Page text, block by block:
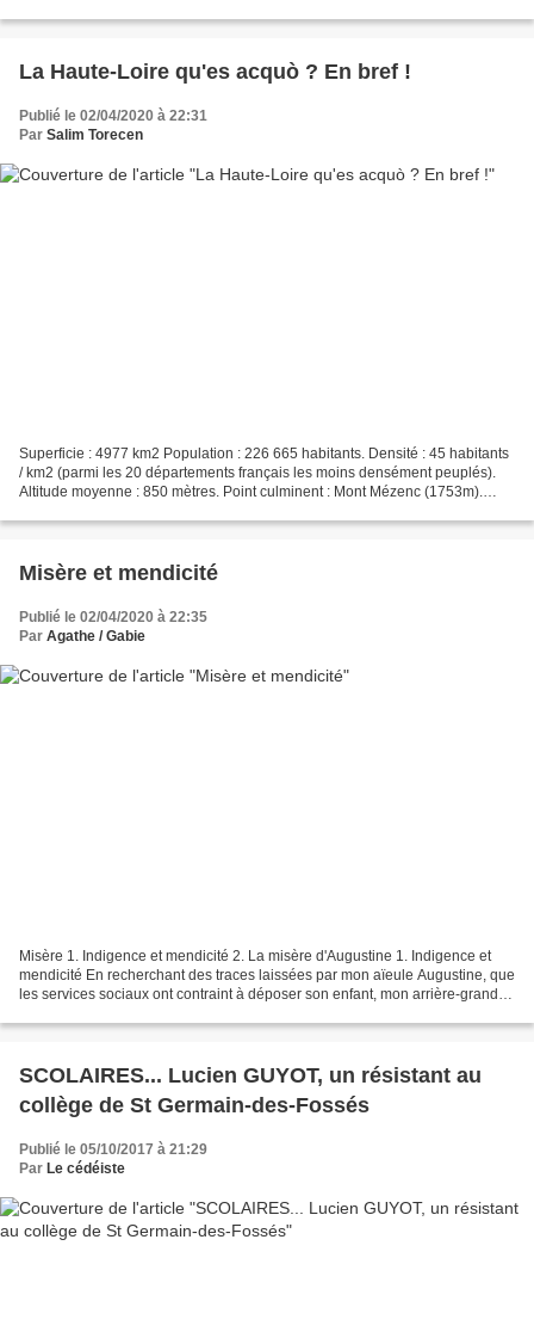
La Haute-Loire qu'es acquò ? En bref !
Publié le 02/04/2020 à 22:31
Par Salim Torecen
Superficie : 4977 km2 Population : 226 665 habitants. Densité : 45 habitants
/ km2 (parmi les 20 départements français les moins densément peuplés).
Altitude moyenne : 850 mètres. Point culminent : Mont Mézenc (1753m).
Misère et mendicité
Publié le 02/04/2020 à 22:35
Par Agathe / Gabie
Misère 1. Indigence et mendicité 2. La misère d'Augustine 1. Indigence et
mendicité En recherchant des traces laissées par mon aïeule Augustine, que
les services sociaux ont contraint à déposer son enfant, mon arrière-grand-
SCOLAIRES... Lucien GUYOT, un résistant au
collège de St Germain-des-Fossés
Publié le 05/10/2017 à 21:29
Par Le cédéiste